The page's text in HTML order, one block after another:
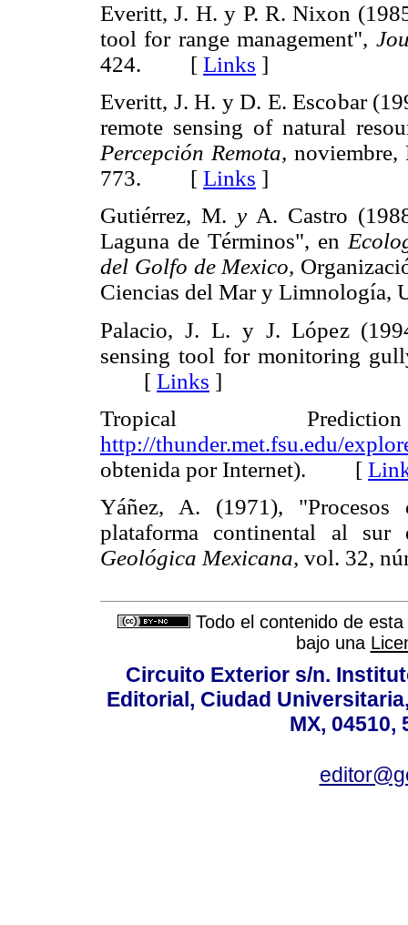
Everitt, J. H. y P. R. Nixon
tool for range management",
424. [ Links ]
Everitt, J. H. y D. E. Escobar
remote sensing of natural
Percepción Remota, noviembre,
773. [ Links ]
Gutiérrez, M. y A. Castro
Laguna de Términos", en
del Golfo de Mexico,
Ciencias del Mar y
Palacio, J. L. y J. López
sensing tool for monitoring
[ Links ]
Tropical
http://thunder.met.fsu.edu/
obtenida por Internet). [
Yáñez, A. (1971), "Procesos
plataforma continental al
Geológica Mexicana, vol. 32,
Todo el contenido de
bajo una
Circuito Exterior s/n.
Editorial, Ciudad
MX, 04510,